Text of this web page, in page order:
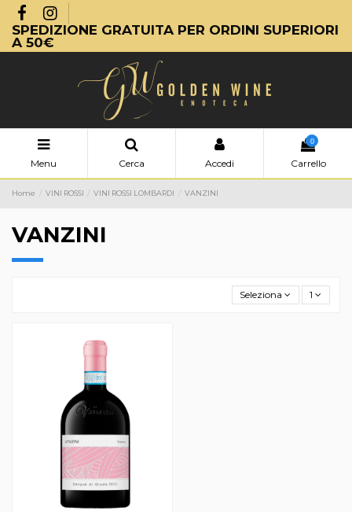
SPEDIZIONE GRATUITA PER ORDINI SUPERIORI
A 50€
Menu Cerca Accedi
0
Carrello
Home VINI ROSSI VINI ROSSI LOMBARDI VANZINI
VANZINI
Seleziona 1